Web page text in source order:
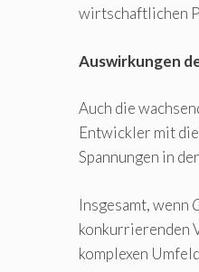
wirtschaftlichen
Auswirkungen
Auch die
Entwickler mit
Spannungen in
Insgesamt, wenn
konkurrierenden
komplexen